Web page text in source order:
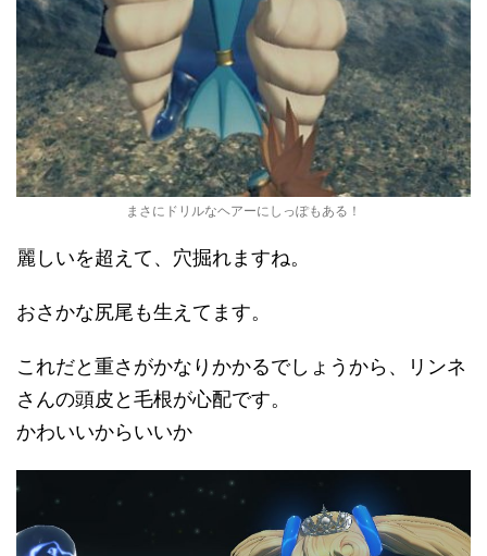
まさにドリルなヘアーにしっぽもある！
麗しいを超えて、穴掘れますね。
おさかな尻尾も生えてます。
これだと重さがかなりかかるでしょうから、リンネ
さんの頭皮と毛根が心配です。
かわいいからいいか